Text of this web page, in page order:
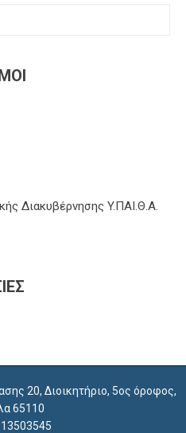
Διακυβέρνησης Y.ΠΑΙ.Θ.Α.
20, Διοικητήριο, 5ος όροφος,
65110